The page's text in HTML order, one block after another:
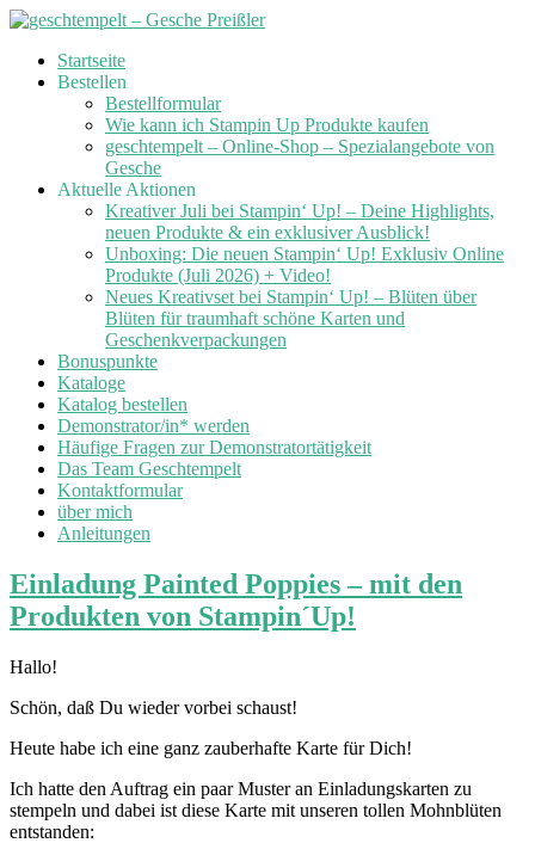
Skip
Startseite
Bestellen
Bestellformular
Wie kann ich Stampin Up Produkte kaufen
geschtempelt – Online-Shop – Spezialangebote von
Gesche
Aktuelle Aktionen
Kreativer Juli bei Stampin‘ Up! – Deine Highlights,
neuen Produkte & ein exklusiver Ausblick!
Unboxing: Die neuen Stampin‘ Up! Exklusiv Online
Produkte (Juli 2026) + Video!
Neues Kreativset bei Stampin‘ Up! – Blüten über
Blüten für traumhaft schöne Karten und
Geschenkverpackungen
Bonuspunkte
Kataloge
Katalog bestellen
Demonstrator/in* werden
Häufige Fragen zur Demonstratortätigkeit
Das Team Geschtempelt
Kontaktformular
über mich
Anleitungen
Einladung Painted Poppies – mit den
Produkten von Stampin´Up!
Hallo!
Schön, daß Du wieder vorbei schaust!
Heute habe ich eine ganz zauberhafte Karte für Dich!
Ich hatte den Auftrag ein paar Muster an Einladungskarten zu
stempeln und dabei ist diese Karte mit unseren tollen Mohnblüten
entstanden: